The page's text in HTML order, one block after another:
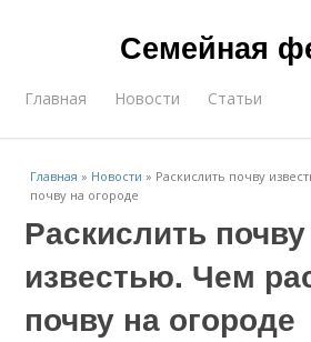
Семейная
Главная Новости Статьи
Главная » Новости » Раскислить почву
почву на огороде
Раскислить почву
известью. Чем
почву на огороде